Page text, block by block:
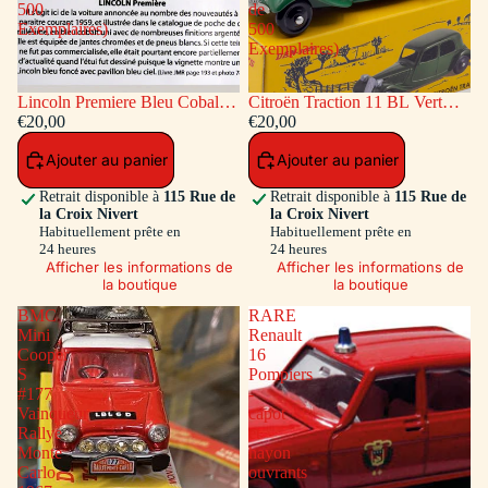
500
Exemplaires)
Lincoln Premiere Bleu Cobalt
(Série de 500 Exemplaires)
€20,00
Ajouter au panier
Retrait disponible à 115 Rue de
la Croix Nivert
Habituellement prête en
24 heures
Afficher les informations de
la boutique
de
500
Exemplaires)
Citroën Traction 11 BL Vert
(Série de 500 Exemplaires)
€20,00
Ajouter au panier
Retrait disponible à 115 Rue de
la Croix Nivert
Habituellement prête en
24 heures
Afficher les informations de
la boutique
BMC
Mini
Cooper
S
#177
Vainqueur
Rallye
Monte
Carlo
RARE
Renault
16
Pompiers
-
capot
et
hayon
ouvrants